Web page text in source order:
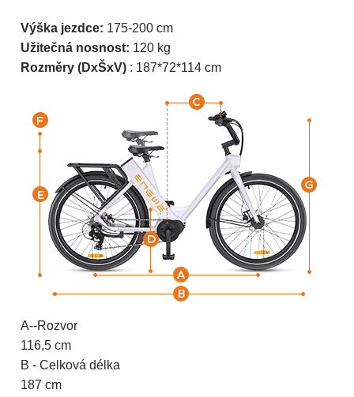
Výška jezdce: 175-200 cm
Užitečná nosnost: 120 kg
Rozměry (DxŠxV): 187*72*114 cm
A--Rozvor
116,5 cm
B - Celková délka
187 cm